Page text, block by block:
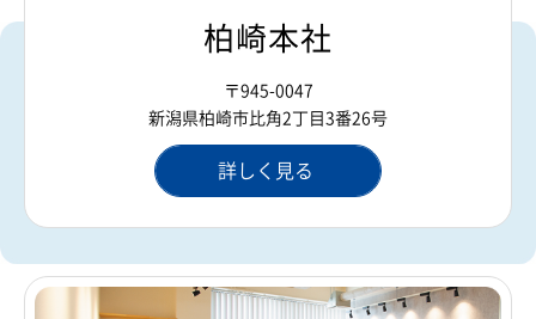
柏崎本社
〒945-0047
新潟県柏崎市比角2丁目3番26号
詳しく見る